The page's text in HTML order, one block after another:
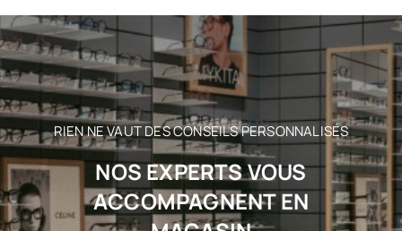
RIEN NE VAUT DES CONSEILS PERSONNALISÉS
NOS EXPERTS VOUS
ACCOMPAGNENT EN